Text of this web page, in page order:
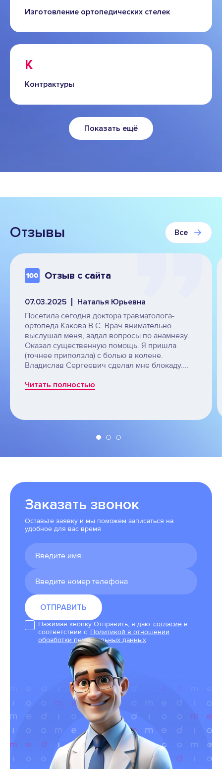
Изготовление ортопедических стелек
К
Контрактуры
Показать ещё
Отзывы Все
Отзыв с сайта
07.03.2025
Наталья Юрьевна
Посетила сегодня доктора травматолога-
ортопеда Какова В.С. Врач внимательно
выслушал меня, задал вопросы по анамнезу.
Оказал существенную помощь. Я пришла
(точнее приползла) с болью в колене.
Владислав Сергеевич сделал мне блокаду.
уровне. Домой ушла на своих ногах! Спасибо
Читать полностью
Заказать звонок
Оставьте заявку и мы поможем записаться на
удобное для вас время
Нажимая кнопку Отправить, я даю согласие в
соответствии с Политикой в отношении
обработки персональных данных